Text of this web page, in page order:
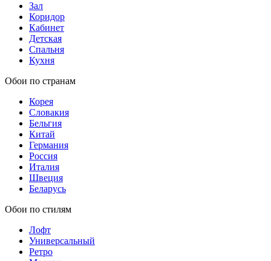
Зал
Коридор
Кабинет
Детская
Спальня
Кухня
Обои по странам
Корея
Словакия
Бельгия
Китай
Германия
Россия
Италия
Швеция
Беларусь
Обои по стилям
Лофт
Универсальный
Ретро